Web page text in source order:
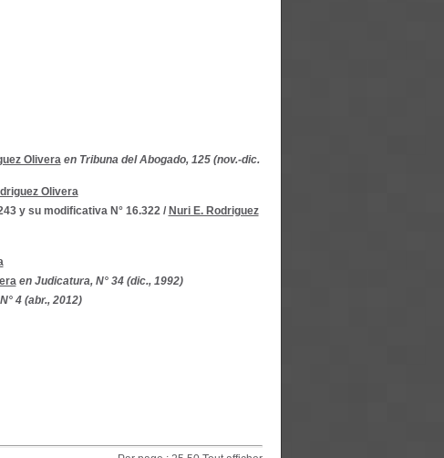
Olivera en Tribuna del Abogado, 125 (nov.-dic.
Olivera
y su modificativa N° 16.322/ Nuri E. Rodriguez
en Judicatura, N° 34 (dic., 1992)
4 (abr., 2012)